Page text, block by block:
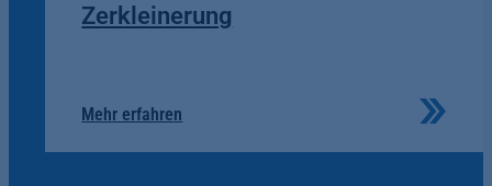
Zerkleinerung
Mehr erfahren